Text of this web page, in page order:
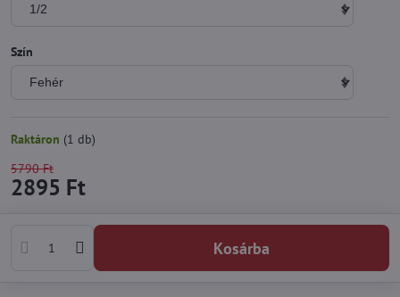
Szín
Raktáron (1 db)
5790 Ft
2895 Ft
Kosárba